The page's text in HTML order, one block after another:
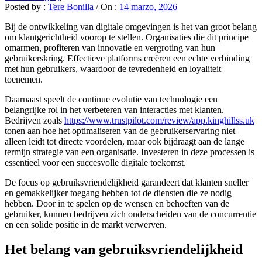
Posted by : Tere Bonilla / On : 14 marzo, 2026
Bij de ontwikkeling van digitale omgevingen is het van groot belang
om klantgerichtheid voorop te stellen. Organisaties die dit principe
omarmen, profiteren van innovatie en vergroting van hun
gebruikerskring. Effectieve platforms creëren een echte verbinding
met hun gebruikers, waardoor de tevredenheid en loyaliteit
toenemen.
Daarnaast speelt de continue evolutie van technologie een
belangrijke rol in het verbeteren van interacties met klanten.
Bedrijven zoals https://www.trustpilot.com/review/app.kinghillss.uk
tonen aan hoe het optimaliseren van de gebruikerservaring niet
alleen leidt tot directe voordelen, maar ook bijdraagt aan de lange
termijn strategie van een organisatie. Investeren in deze processen is
essentieel voor een succesvolle digitale toekomst.
De focus op gebruiksvriendelijkheid garandeert dat klanten sneller
en gemakkelijker toegang hebben tot de diensten die ze nodig
hebben. Door in te spelen op de wensen en behoeften van de
gebruiker, kunnen bedrijven zich onderscheiden van de concurrentie
en een solide positie in de markt verwerven.
Het belang van gebruiksvriendelijkheid